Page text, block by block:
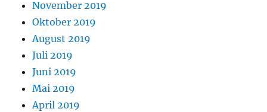
November 2019
Oktober 2019
August 2019
Juli 2019
Juni 2019
Mai 2019
April 2019